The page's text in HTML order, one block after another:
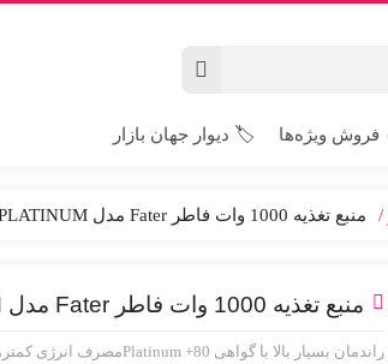
فروش ویژه‌ها 🏷️ دیوار جهان بازار
منبع تغذیه 1000 وات فاطر Fater مدل FP-P1000 PLATINUM
منبع تغذیه 1000 وات فاطر Fater مدل FP-P1000 PLATINUM
راندمان بسیار بالا با گواهی 80+ Platinumمصرف انرژی کمتر، گرمای کمتر و پایداری بیشتر در مقایسه با Bronze و Gold